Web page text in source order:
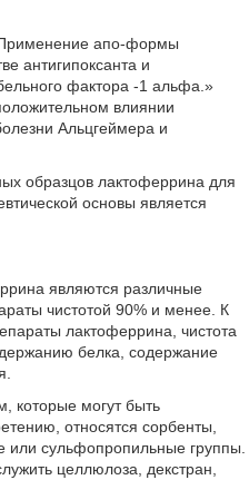
апо-формы
антигипоксанта и
фактора -1 альфа.»
влиянии
Альцгеймера и
образцов лактоферрина для
основы является
являются различные
чистотой 90% и менее. К
лактоферрина, чистота
белка, содержание
которые могут быть
относятся сорбенты,
сульфопропильные группы.
целлюлоза, декстран,